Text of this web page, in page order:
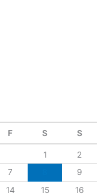
F S S
1
2
7
9
14 15
16